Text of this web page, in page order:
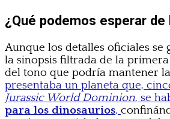
¿Qué podemos esperar de
Aunque los detalles oficiales se
la sinopsis filtrada de la
del tono que podría mantener la
presentaba un planeta que,
Jurassic World Dominion, se
para los dinosaurios,